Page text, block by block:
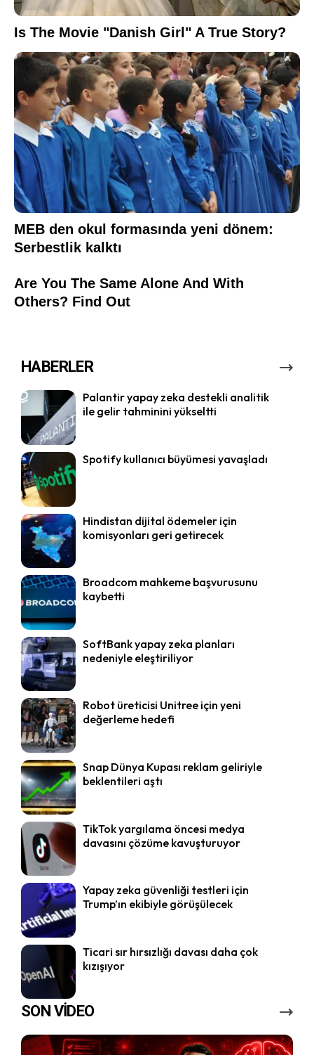
HABERLER
Palantir yapay zeka destekli analitik
ile gelir tahminini yükseltti
Spotify kullanıcı büyümesi yavaşladı
Hindistan dijital ödemeler için
komisyonları geri getirecek
Broadcom mahkeme başvurusunu
kaybetti
SoftBank yapay zeka planları
nedeniyle eleştiriliyor
Robot üreticisi Unitree için yeni
değerleme hedefi
Snap Dünya Kupası reklam geliriyle
beklentileri aştı
TikTok yargılama öncesi medya
davasını çözüme kavuşturuyor
Yapay zeka güvenliği testleri için
Trump’ın ekibiyle görüşülecek
Ticari sır hırsızlığı davası daha çok
kızışıyor
SON VİDEO